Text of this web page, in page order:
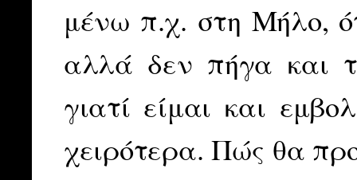
μένω π.χ. στη Μήλο,
αλλά δεν πήγα και
γιατί είμαι και
χειρότερα. Πώς θα